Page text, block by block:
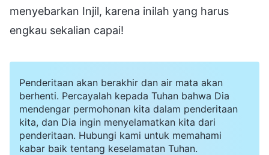
menyebarkan Injil, karena inilah yang harus
engkau sekalian capai!
Penderitaan akan berakhir dan air mata akan
berhenti. Percayalah kepada Tuhan bahwa Dia
mendengar permohonan kita dalam penderitaan
kita, dan Dia ingin menyelamatkan kita dari
penderitaan. Hubungi kami untuk memahami
kabar baik tentang keselamatan Tuhan.